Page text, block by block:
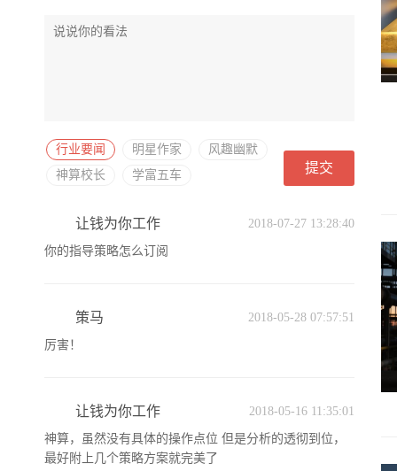
行业要闻 明星作家
风趣幽默
神算校长
学富五车 提交
让钱为你工作 2018-07-27 13:28:40
你的指导策略怎么订阅
策马 2018-05-28 07:57:51
厉害！
让钱为你工作 2018-05-16 11:35:01
神算，虽然没有具体的操作点位 但是分析的透彻到位，
最好附上几个策略方案就完美了